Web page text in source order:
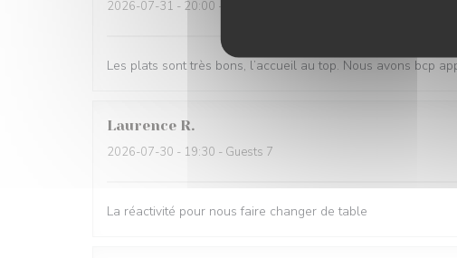
2026-07-31 - 20:00 - Guests 2
Les plats sont très bons, l’accueil au top. Nous avons bcp
Laurence R
2026-07-30 - 19:30 - Guests 7
La réactivité pour nous faire changer de table